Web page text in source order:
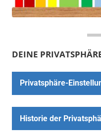
DEINE
Privatsphäre-
Historie der